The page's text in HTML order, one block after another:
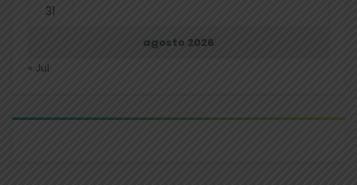
agosto 2026
31
« Jul